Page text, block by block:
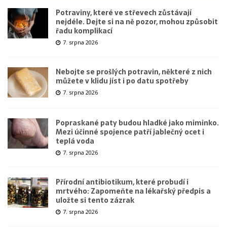
Potraviny, které ve střevech zůstávají
nejdéle. Dejte si na ně pozor, mohou způsobit
řadu komplikací
7. srpna 2026
Nebojte se prošlých potravin, některé z nich
můžete v klidu jíst i po datu spotřeby
7. srpna 2026
Popraskané paty budou hladké jako miminko.
Mezi účinné spojence patří jablečný ocet i
teplá voda
7. srpna 2026
Přírodní antibiotikum, které probudí i
mrtvého: Zapomeňte na lékařský předpis a
uložte si tento zázrak
7. srpna 2026